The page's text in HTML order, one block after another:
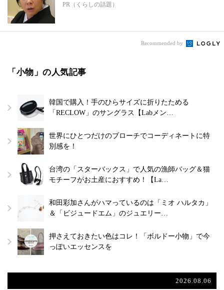
PR（くらしの話題）
Recommended by
「小物」の人気記事
韓国で購入！手のひらサイズに折りたためる
「RECLOW」のサングラス【Labメン…
世界にひとつだけのブローチでコーディネートに特
別感を！
台湾の「スターバックス」で人気の漁師バッグ＆猫
モチーフがお土産におすすめ！【La…
和田彩加さんがハマっているのは「ミオ ハルタカ」
＆「ビジュードエム」のジュエリー…
押さえておきたい色はコレ！「ボルドー小物」で今
っぽいエッセンスを
2026.08.06